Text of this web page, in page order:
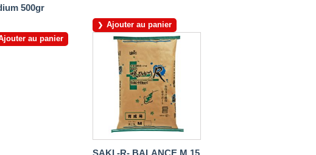
500gr
au panier
Ajouter au panier